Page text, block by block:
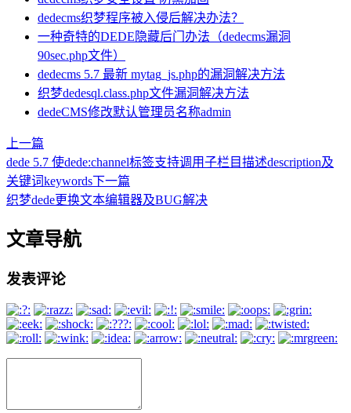
dedecms织梦程序被入侵后解决办法？
一种奇特的DEDE隐藏后门办法（dedecms漏洞
90sec.php文件）
dedecms 5.7 最新 mytag_js.php的漏洞解决方法
织梦dedesql.class.php文件漏洞解决方法
dedeCMS修改默认管理员名称admin
上一篇
dede 5.7 使dede:channel标签支持调用子栏目描述description及
关键词keywords下一篇
织梦dede更换文本编辑器及BUG解决
文章导航
发表评论